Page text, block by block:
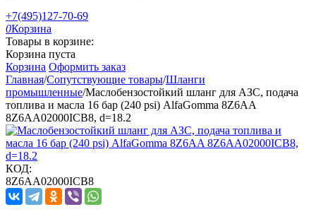
+7(495)127-70-69
0Корзина
Товары в корзине:
Корзина пуста
Корзина Оформить заказ
Главная/Сопутствующие товары/Шланги
промышленные/Маслобензостойкий шланг для АЗС, подача
топлива и масла 16 бар (240 psi) AlfaGomma 8Z6AA
8Z6AA02000ICB8, d=18.2
КОД:
8Z6AA02000ICB8